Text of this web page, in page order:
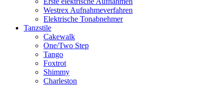
Westrex Aufnahmeverfahren
Elektrische Tonabnehmer
Tanzstile
Cakewalk
One/Two Step
Tango
Foxtrot
Shimmy
Charleston